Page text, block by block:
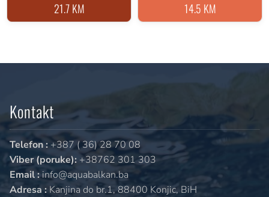
21.7 KM
14.5 KM
Kontakt
Telefon : +387 ( 36) 28 70 08
Viber (poruke): +38762 301 303
Email :info@aquabalkan.ba
Adresa : Kanjina do br.1, 88400 Konjic, BiH